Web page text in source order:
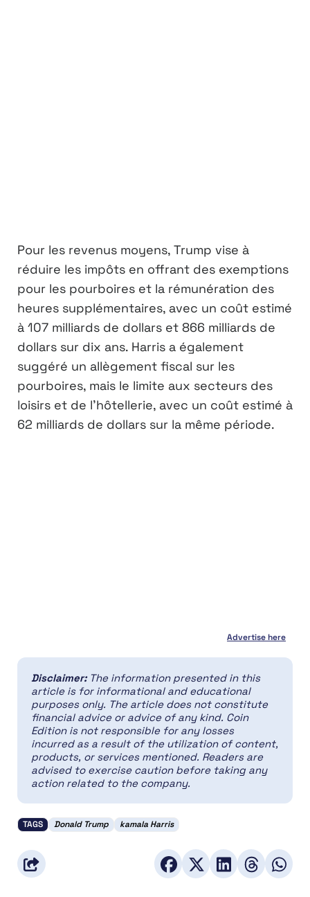
Pour les revenus moyens, Trump vise à
réduire les impôts en offrant des exemptions
pour les pourboires et la rémunération des
heures supplémentaires, avec un coût estimé
à 107 milliards de dollars et 866 milliards de
dollars sur dix ans. Harris a également
suggéré un allègement fiscal sur les
pourboires, mais le limite aux secteurs des
loisirs et de l’hôtellerie, avec un coût estimé à
62 milliards de dollars sur la même période.
Advertise here
Disclaimer: The information presented in this
article is for informational and educational
purposes only. The article does not constitute
financial advice or advice of any kind. Coin
Edition is not responsible for any losses
incurred as a result of the utilization of content,
products, or services mentioned. Readers are
advised to exercise caution before taking any
action related to the company.
TAGS Donald Trump kamala Harris